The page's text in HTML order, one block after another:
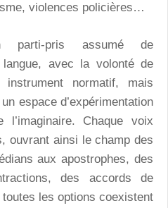
violences policières…
pris assumé de
avec la volonté de
normatif, mais
espace d’expérimentation
Chaque voix
ouvrant ainsi le champ des
aux apostrophes, des
des accords de
les options coexistent